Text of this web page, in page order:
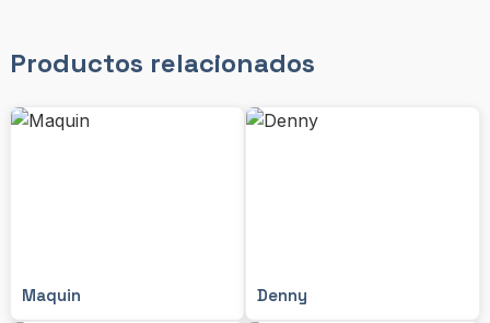
Productos relacionados
Maquin Denny